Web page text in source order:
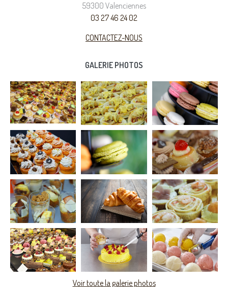
59300 Valenciennes
03 27 46 24 02
CONTACTEZ-NOUS
GALERIE PHOTOS
Voir toute la galerie photos